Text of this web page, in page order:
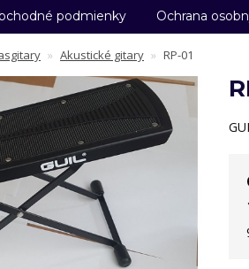
podmienky Ochrana
Akustické gitary RP-01